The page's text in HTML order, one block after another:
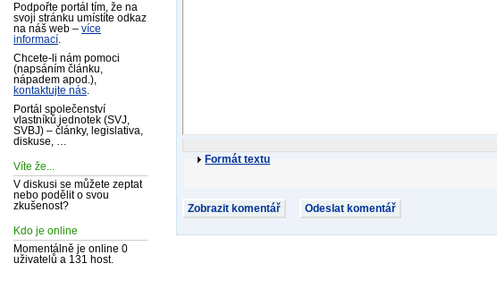
Podpořte portál tím, že na
svoji stránku umístíte odkaz
na náš web – více
informací
Chcete-li nám pomoci
(napsáním článku,
nápadem apod.),
kontaktujte nás
Portál společenství
vlastníků jednotek (SVJ,
SVBJ) – články, legislativa,
diskuse, …
Víte že...
V diskusi se můžete zeptat
nebo podělit o svou
zkušenost?
Kdo je online
Momentálně je online 0
uživatelů a 131 host.
Formát textu